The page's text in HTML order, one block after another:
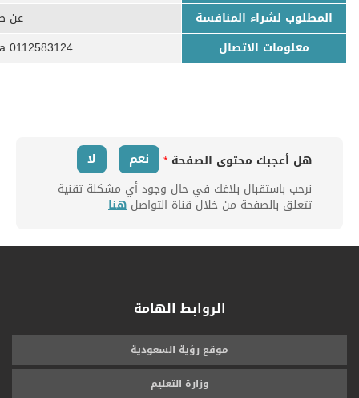
المطلوب لشراء المنافسة
عن
معلومات الاتصال
0112583124 baalowaydi@imamu.edu.sa
هل أعجبك محتوى الصفحة * نعم لا
نرحب باستقبال بلاغك في حال وجود أي مشكلة تقنية
تتعلق بالصفحة من خلال قناة التواصل هنا
الروابط الهامة
موقع رؤية السعودية
وزارة التعليم